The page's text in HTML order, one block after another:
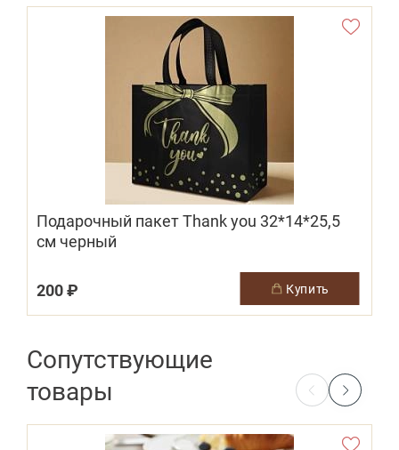
Подарочный пакет Thank you 32*14*25,5
см черный
200 ₽ купить
Сопутствующие
товары